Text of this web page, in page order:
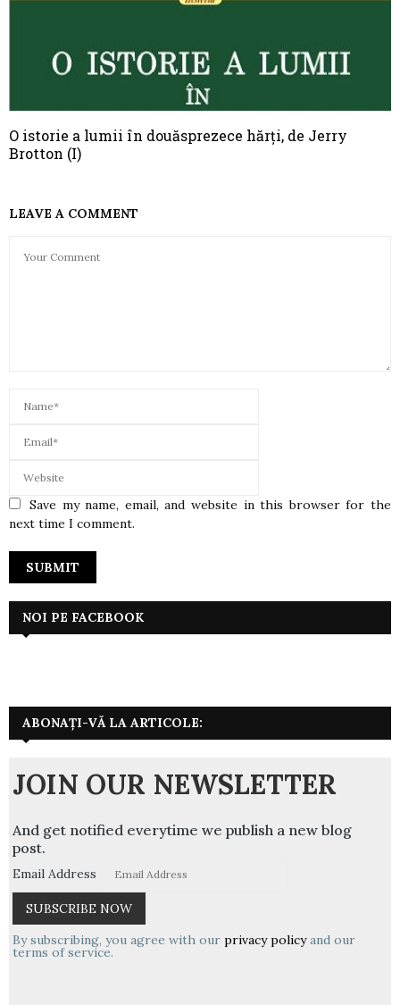
O istorie a lumii în douăsprezece hărţi, de Jerry
Brotton (I)
LEAVE A COMMENT
Save my name, email, and website in this browser for the
next time I comment.
NOI PE FACEBOOK
ABONAȚI-VĂ LA ARTICOLE:
JOIN OUR NEWSLETTER
And get notified everytime we publish a new blog
post.
Email Address
By subscribing, you agree with our privacy policyand our
terms of service.